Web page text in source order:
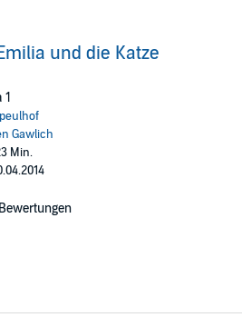
und die Katze
Gawlich
Min.